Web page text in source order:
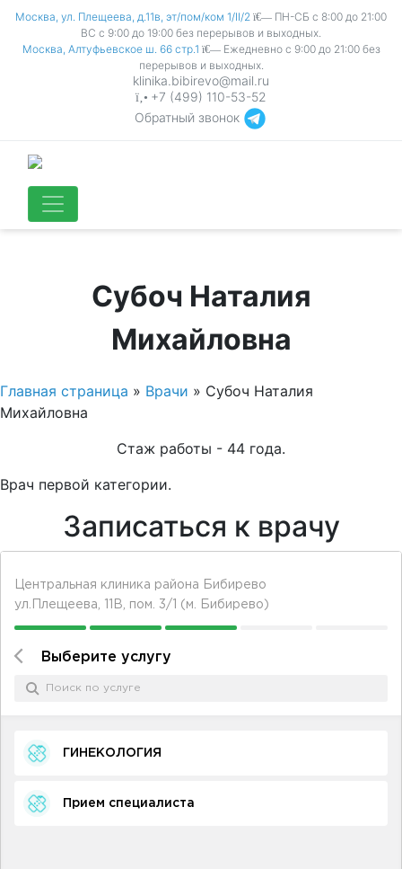
Москва, ул. Плещеева, д.11в, эт/пом/ком 1/II/2
ПН-СБ с 8:00 до 21:00
ВС с 9:00 до 19:00 без перерывов и выходных.
Москва, Алтуфьевское ш. 66 стр.1
Ежедневно с 9:00 до 21:00 без
перерывов и выходных.
klinika.bibirevo@mail.ru
+7 (499) 110-53-52
Обратный звонок
Субоч Наталия
Михайловна
Главная страница » Врачи » Субоч Наталия
Михайловна
Стаж работы - 44 года.
Врач первой категории.
Записаться к врачу